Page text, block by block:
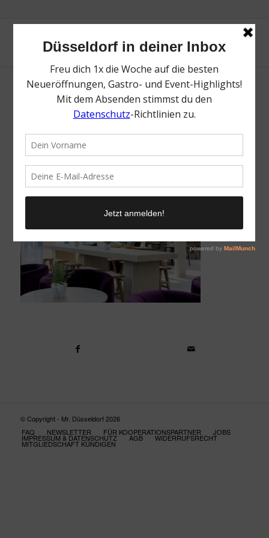
bona’me | Flughafen Düsseldorf | Magazin |
© Copyright - Mr. Düsseldorf 2026
FAQ
NEWSLETTER FÜR KOOPERATIONSPARTNER JOBS
IMPRESSUM & DATENSCHUTZ AGB WIDERRUFSRECHT
MITGLIEDSCHAFT KÜNDIGEN